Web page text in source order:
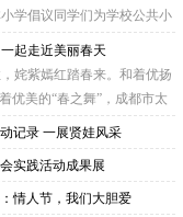
学倡议同学们为学校公共小
起走近美丽春天
姹紫嫣红踏春来。和着优扬
优美的“春之舞”，成都市太
记录 一展贤娃风采
实践活动成果展
情人节，我们大胆爱